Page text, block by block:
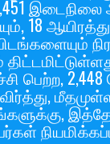
இடைநிலை
18 ஆயிரத்து
பெற்ற,